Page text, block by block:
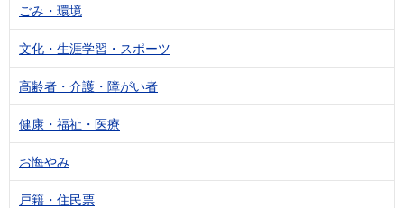
ごみ・環境
文化・生涯学習・スポーツ
高齢者・介護・障がい者
健康・福祉・医療
お悔やみ
戸籍・住民票